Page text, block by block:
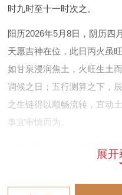
时九时至十一时次之。
阳历2026年5月8日，阴历四
天愿吉神在位，此日丙火虽
如甘泉浸润焦土，火旺生土
调候之日；五行测算之下，
之生链得以顺畅流转，宜动
事宜审慎而为。
冲煞冲鼠煞北，生肖属鼠者
最，巳时九时至十一时次之
主于此日添土后家运渐旺，
展